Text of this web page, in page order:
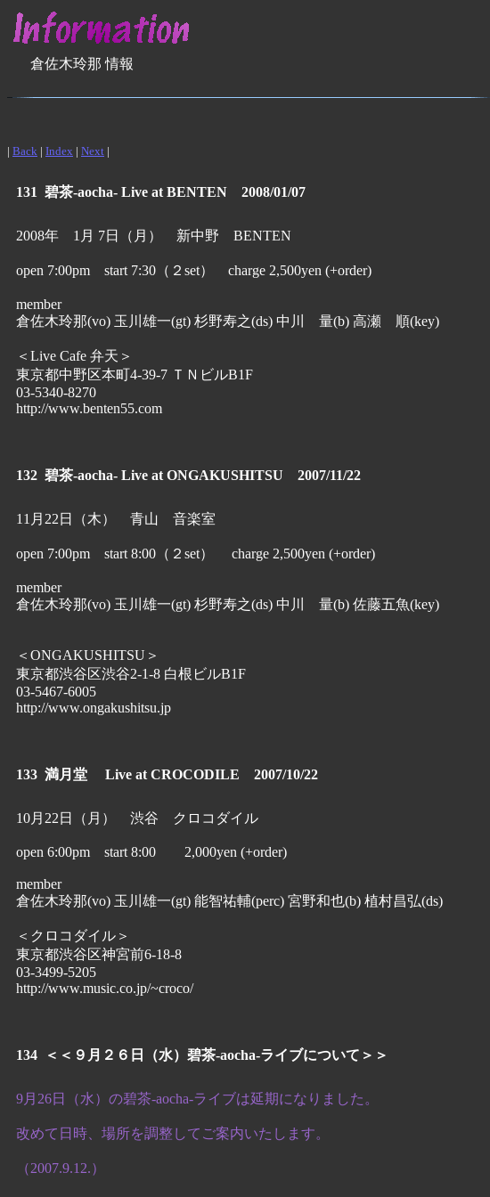
倉佐木玲那 情報
| Back | Index | Next |
131 碧茶-aocha- Live at BENTEN 2008/01/07
2008年 1月 7日（月） 新中野 BENTEN
open 7:00pm start 7:30（２set） charge 2,500yen (+order)
member
倉佐木玲那(vo) 玉川雄一(gt) 杉野寿之(ds) 中川 量(b) 高瀬 順(key)
＜Live Cafe 弁天＞
東京都中野区本町4-39-7 ＴＮビルB1F
03-5340-8270
http://www.benten55.com
132 碧茶-aocha- Live at ONGAKUSHITSU 2007/11/22
11月22日（木） 青山 音楽室
open 7:00pm start 8:00（２set） charge 2,500yen (+order)
member
倉佐木玲那(vo) 玉川雄一(gt) 杉野寿之(ds) 中川 量(b) 佐藤五魚(key)
＜ONGAKUSHITSU＞
東京都渋谷区渋谷2-1-8 白根ビルB1F
03-5467-6005
http://www.ongakushitsu.jp
133 満月堂 Live at CROCODILE 2007/10/22
10月22日（月） 渋谷 クロコダイル
open 6:00pm start 8:00 2,000yen (+order)
member
倉佐木玲那(vo) 玉川雄一(gt) 能智祐輔(perc) 宮野和也(b) 植村昌弘(ds)
＜クロコダイル＞
東京都渋谷区神宮前6-18-8
03-3499-5205
http://www.music.co.jp/~croco/
134 ＜＜９月２６日（水）碧茶-aocha-ライブについて＞＞
9月26日（水）の碧茶-aocha-ライブは延期になりました。
改めて日時、場所を調整してご案内いたします。
（2007.9.12.）